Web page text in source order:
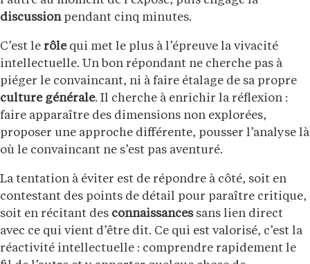
discussionpendant cinq minutes.
C’est le rôlequi met le plus à l’épreuve la vivacité
intellectuelle. Un bon répondant ne cherche pas à
piéger le convaincant, ni à faire étalage de sa propre
culture générale. Il cherche à enrichir la réflexion :
faire apparaître des dimensions non explorées,
proposer une approche différente, pousser l’analyse là
où le convaincant ne s’est pas aventuré.
La tentation à éviter est de répondre à côté, soit en
contestant des points de détail pour paraître critique,
soit en récitant des connaissancessans lien direct
avec ce qui vient d’être dit. Ce qui est valorisé, c’est la
réactivité intellectuelle : comprendre rapidement le